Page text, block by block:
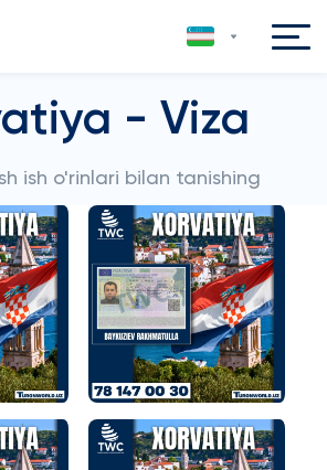
- Viza
ish o'rinlari bilan tanishing